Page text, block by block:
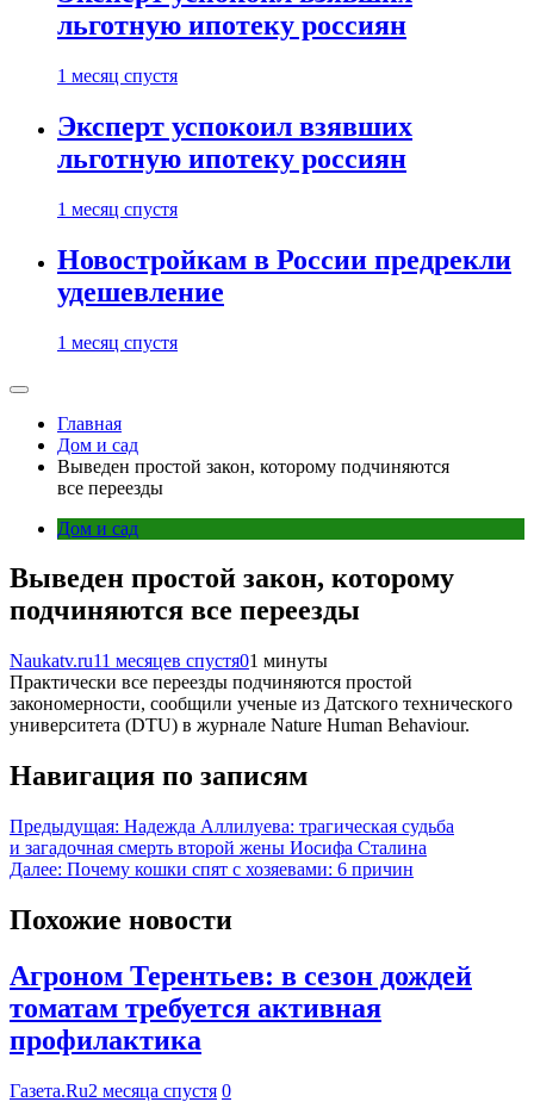
льготную ипотеку россиян
1 месяц спустя
Эксперт успокоил взявших
льготную ипотеку россиян
1 месяц спустя
Новостройкам в России предрекли
удешевление
1 месяц спустя
Главная
Дом и сад
Выведен простой закон, которому подчиняются
все переезды
Дом и сад
Выведен простой закон, которому
подчиняются все переезды
Naukatv.ru11 месяцев спустя01 минуты
Практически все переезды подчиняются простой
закономерности, сообщили ученые из Датского технического
университета (DTU) в журнале Nature Human Behaviour.
Навигация по записям
Предыдущая: Надежда Аллилуева: трагическая судьба
и загадочная смерть второй жены Иосифа Сталина
Далее: Почему кошки спят с хозяевами: 6 причин
Похожие новости
Агроном Терентьев: в сезон дождей
томатам требуется активная
профилактика
Газета.Ru2 месяца спустя 0